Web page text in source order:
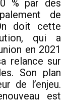
% par des
de
doit cette
qui a
en 2021
relance sur
Son plan
de l’enjeu.
est